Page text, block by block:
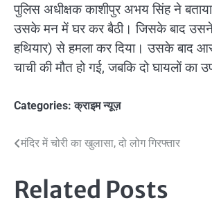
पुलिस अधीक्षक काशीपुर अभय सिंह ने
उसके मन में घर कर बैठी। जिसके बाद उसने
हथियार) से हमला कर दिया। उसके बाद
चाची की मौत हो गई, जबकि दो घायलों का
Categories:क्राइम न्यूज़
Post
मंदिर में चोरी का खुलासा, दो लोग गिरफ्तार
Related Posts